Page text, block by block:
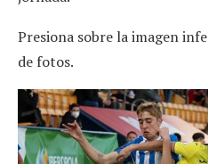
Presiona sobre la imagen
de fotos.